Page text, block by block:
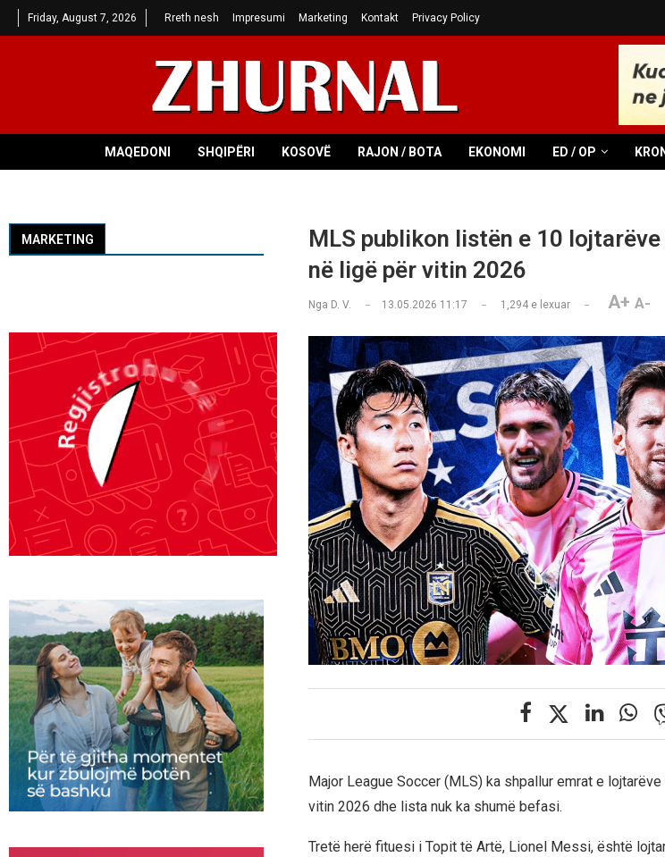
Friday, August 7, 2026 Rreth nesh Impresumi Marketing Kontakt Privacy Policy
MAQEDONI SHQIPËRI KOSOVË RAJON / BOTA EKONOMI ED / OP
MLS publikon listën e 10
në ligë për vitin 2026
Nga D. V. 13.05.2026 11:17 1,294e lexuar A+ A-
Major League Soccer (MLS) ka shpallur emrat e
vitin 2026 dhe lista nuk ka shumë befasi.
Tretë herë fituesi i Topit të Artë, Lionel Messi, është
MARKETING